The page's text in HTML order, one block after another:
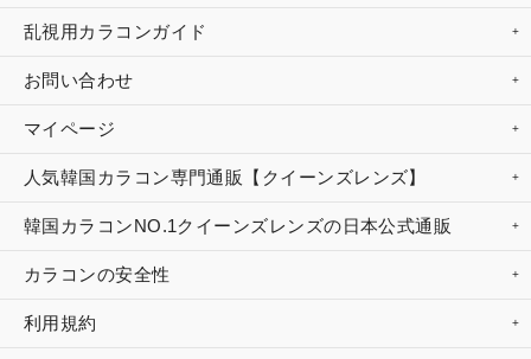
乱視用カラコンガイド
お問い合わせ
マイページ
人気韓国カラコン専門通販【クイーンズレンズ】
韓国カラコンNO.1クイーンズレンズの日本公式通販
カラコンの安全性
利用規約